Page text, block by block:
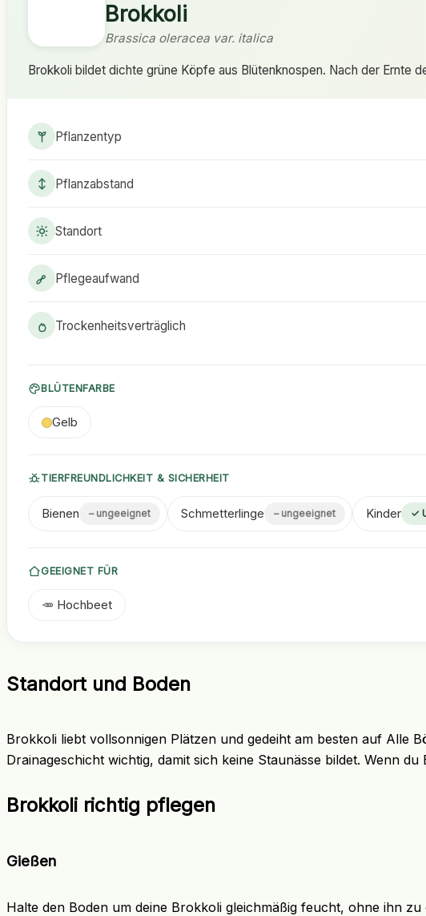
Brokkoli
Brassica oleracea var. italica
Brokkoli bildet dichte grüne Köpfe aus Blütenknospen. Nach der Ernte
Pflanzentyp
Pflanzabstand
Standort
Pflegeaufwand
Trockenheitsverträglich
BLÜTENFARBE
Gelb
TIERFREUNDLICHKEIT & SICHERHEIT
Bienen – ungeeignet Schmetterlinge – ungeeignet Kinder ✓
GEEIGNET FÜR
🥕 Hochbeet
Standort und Boden
Brokkoli liebt vollsonnigen Plätzen und gedeiht am besten auf Alle
Drainageschicht wichtig, damit sich keine Staunässe bildet. Wenn
Brokkoli richtig pflegen
Gießen
Halte den Boden um deine Brokkoli gleichmäßig feucht, ohne ihn